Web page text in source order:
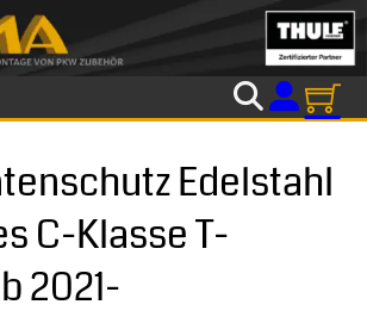
Edelstahl
C-Klasse T-
2021-